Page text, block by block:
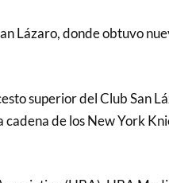
Lázaro, donde obtuvo
superior del Club San
de los New York